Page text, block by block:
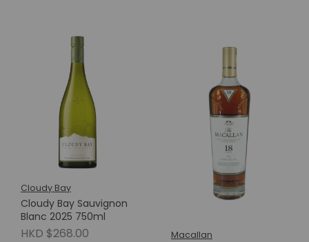
Cloudy Bay
Cloudy Bay Sauvignon
Blanc 2025 750ml
HKD $268.00 Macallan